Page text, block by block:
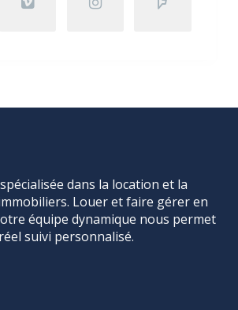
dans la location et la
Louer et faire gérer en
équipe dynamique nous permet
suivi personnalisé.